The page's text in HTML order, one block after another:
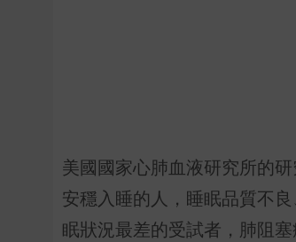
美國國家心肺血液研究所的
安穩入睡的人，睡眠品質不
眠狀況最差的受試者，肺阻